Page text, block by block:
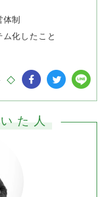
体制
化したこと
た人